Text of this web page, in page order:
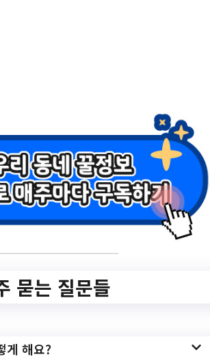
청년 매치업 취
원 사업 3차 참
업 모집(~ 6.15.
)
소식 상세 보기 ▼
묻는 질문들
게 해요?